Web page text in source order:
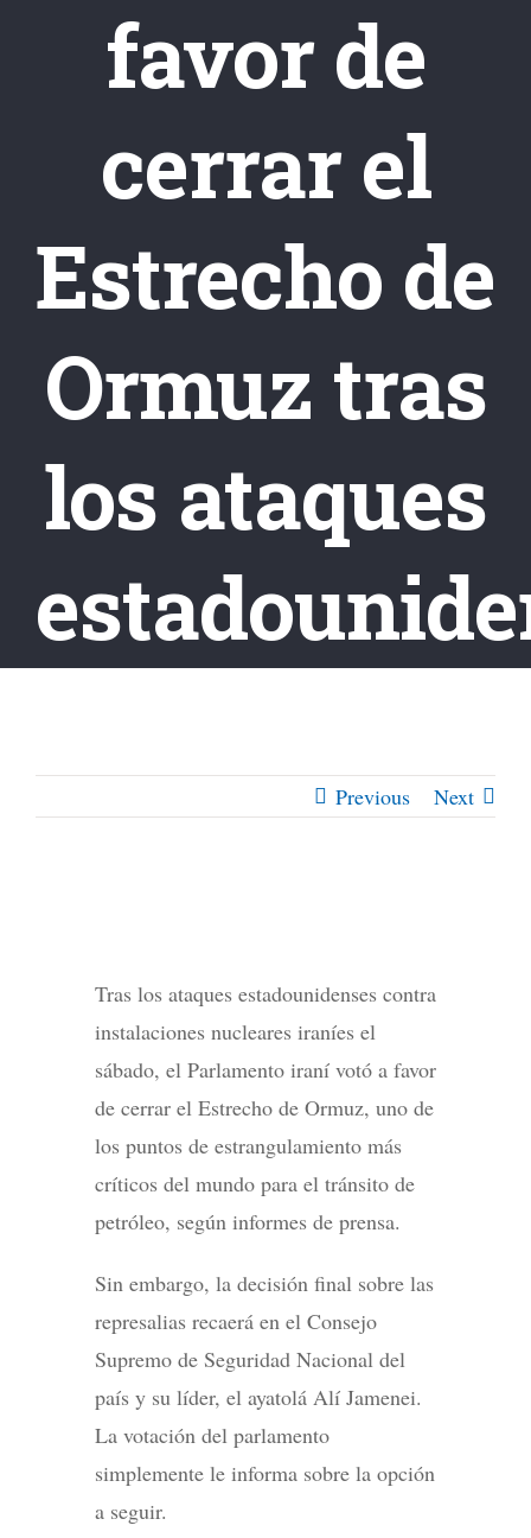
favor de
cerrar el
Estrecho de
Ormuz tras
los ataques
Previous Next
Tras los ataques estadounidenses contra
instalaciones nucleares iraníes el
sábado, el Parlamento iraní votó a favor
de cerrar el Estrecho de Ormuz, uno de
los puntos de estrangulamiento más
críticos del mundo para el tránsito de
petróleo, según informes de prensa.
Sin embargo, la decisión final sobre las
represalias recaerá en el Consejo
Supremo de Seguridad Nacional del
país y su líder, el ayatolá Alí Jamenei.
La votación del parlamento
simplemente le informa sobre la opción
a seguir.